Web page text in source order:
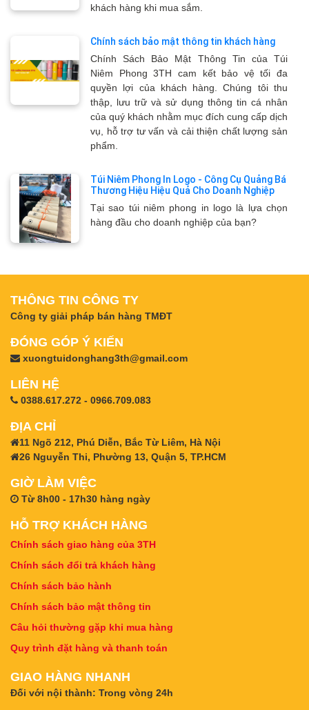
khách hàng khi mua sắm.
Chính sách bảo mật thông tin khách hàng
Chính Sách Bảo Mật Thông Tin của Túi
Niêm Phong 3TH cam kết bảo vệ tối đa
quyền lợi của khách hàng. Chúng tôi thu
thập, lưu trữ và sử dụng thông tin cá nhân
của quý khách nhằm mục đích cung cấp dịch
vụ, hỗ trợ tư vấn và cải thiện chất lượng sản
phẩm.
Túi Niêm Phong In Logo - Công Cụ Quảng Bá
Thương Hiệu Hiệu Quả Cho Doanh Nghiệp
Tại sao túi niêm phong in logo là lựa chọn
hàng đầu cho doanh nghiệp của bạn?
THÔNG TIN CÔNG TY
Công ty giải pháp bán hàng TMĐT
ĐÓNG GÓP Ý KIẾN
xuongtuidonghang3th@gmail.com
LIÊN HỆ
0388.617.272 - 0966.709.083
ĐỊA CHỈ
11 Ngõ 212, Phú Diễn, Bắc Từ Liêm, Hà Nội
26 Nguyễn Thi, Phường 13, Quận 5, TP.HCM
GIỜ LÀM VIỆC
Từ 8h00 - 17h30 hàng ngày
HỖ TRỢ KHÁCH HÀNG
Chính sách giao hàng của 3TH
Chính sách đổi trả khách hàng
Chính sách bảo hành
Chính sách bảo mật thông tin
Câu hỏi thường gặp khi mua hàng
Quy trình đặt hàng và thanh toán
GIAO HÀNG NHANH
Đối với nội thành: Trong vòng 24h